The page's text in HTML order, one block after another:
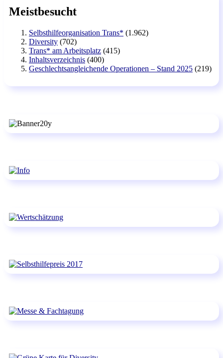
Meistbesucht
Selbsthilfeorganisation Trans* (1.962)
Diversity (702)
Trans* am Arbeitsplatz (415)
Inhaltsverzeichnis (400)
Geschlechtsangleichende Operationen – Stand 2025 (219)